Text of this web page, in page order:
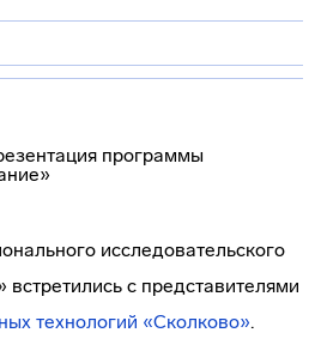
исследовательского
с представителями
технологий «Сколково».